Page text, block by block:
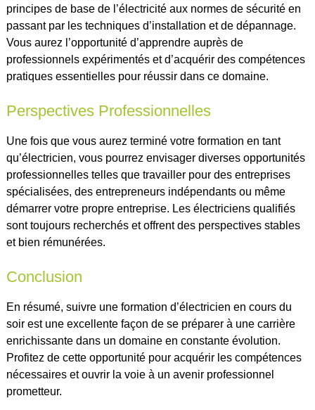
principes de base de l’électricité aux normes de sécurité en
passant par les techniques d’installation et de dépannage.
Vous aurez l’opportunité d’apprendre auprès de
professionnels expérimentés et d’acquérir des compétences
pratiques essentielles pour réussir dans ce domaine.
Perspectives Professionnelles
Une fois que vous aurez terminé votre formation en tant
qu’électricien, vous pourrez envisager diverses opportunités
professionnelles telles que travailler pour des entreprises
spécialisées, des entrepreneurs indépendants ou même
démarrer votre propre entreprise. Les électriciens qualifiés
sont toujours recherchés et offrent des perspectives stables
et bien rémunérées.
Conclusion
En résumé, suivre une formation d’électricien en cours du
soir est une excellente façon de se préparer à une carrière
enrichissante dans un domaine en constante évolution.
Profitez de cette opportunité pour acquérir les compétences
nécessaires et ouvrir la voie à un avenir professionnel
prometteur.